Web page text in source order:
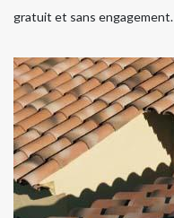
gratuit et sans engagement.